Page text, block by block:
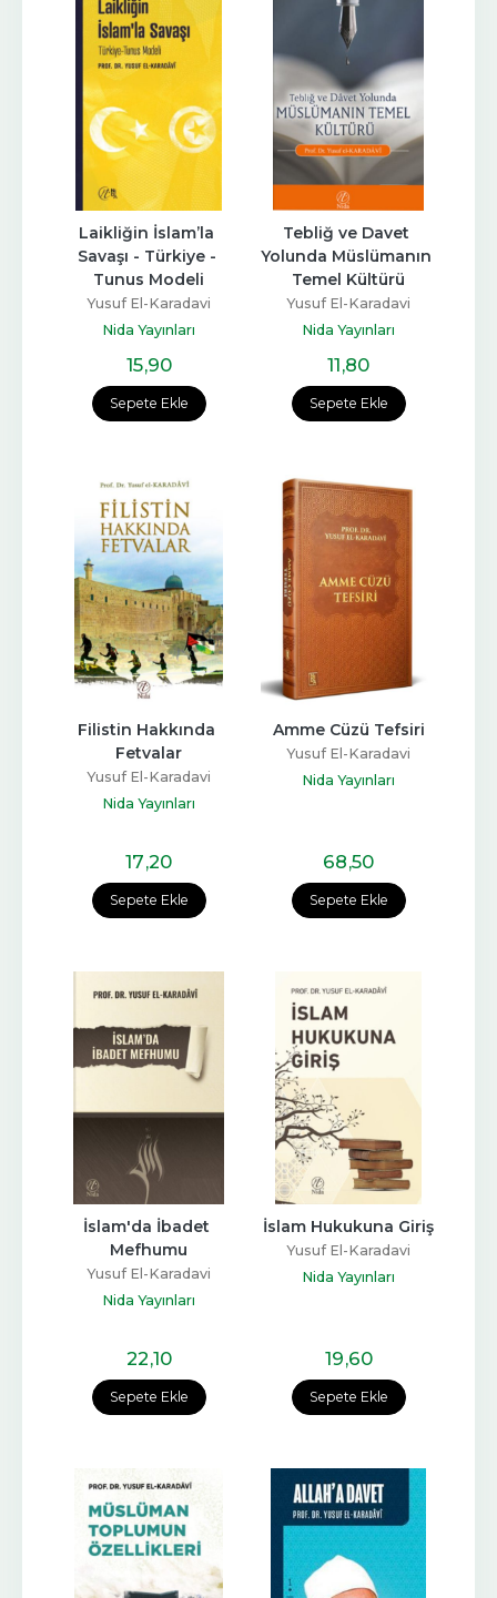
Sepete Ekle
Laikliğin İslam’la
Savaşı - Türkiye -
Tunus Modeli
Yusuf El-Karadavi
Nida Yayınları
15,90
Sepete Ekle
Tebliğ ve Davet
Yolunda Müslümanın
Temel Kültürü
Yusuf El-Karadavi
Nida Yayınları
11,80
Sepete Ekle
Filistin Hakkında
Fetvalar
Yusuf El-Karadavi
Nida Yayınları
17,20
Sepete Ekle
Amme Cüzü Tefsiri
Yusuf El-Karadavi
Nida Yayınları
68,50
Sepete Ekle
İslam'da İbadet
Mefhumu
Yusuf El-Karadavi
Nida Yayınları
22,10
Sepete Ekle
İslam Hukukuna Giriş
Yusuf El-Karadavi
Nida Yayınları
19,60